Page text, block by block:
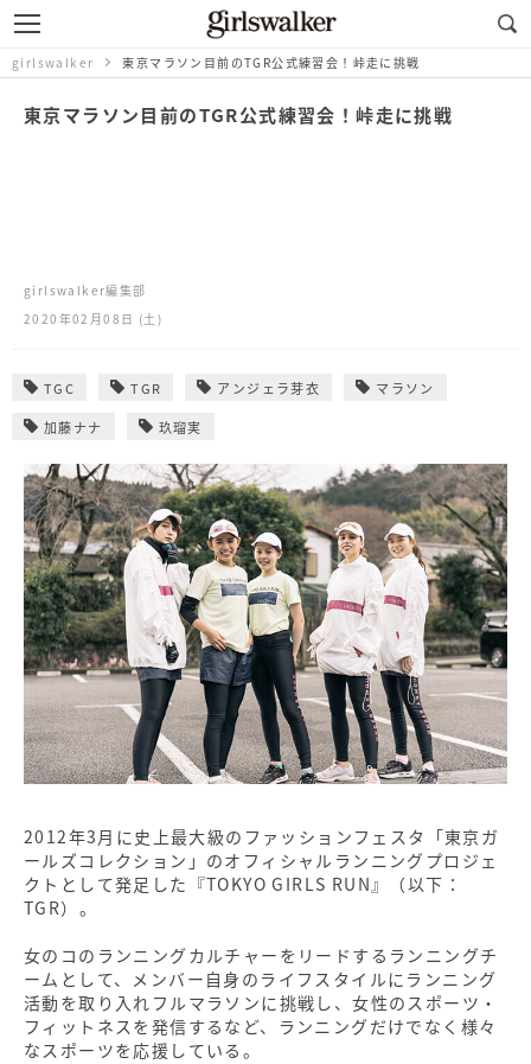
girlswalker 東京マラソン目前のTGR公式練習会！峠走に挑戦
東京マラソン目前のTGR公式練習会！峠走に挑戦
girlswalker編集部
2020年02月08日 (土)
TGC TGR アンジェラ芽衣 マラソン
加藤ナナ 玖瑠実
2012年3月に史上最大級のファッションフェスタ「東京ガ
ールズコレクション」のオフィシャルランニングプロジェ
クトとして発足した『TOKYO GIRLS RUN』（以下：
TGR）。
女のコのランニングカルチャーをリードするランニングチ
ームとして、メンバー自身のライフスタイルにランニング
活動を取り入れフルマラソンに挑戦し、女性のスポーツ・
フィットネスを発信するなど、ランニングだけでなく様々
なスポーツを応援している。